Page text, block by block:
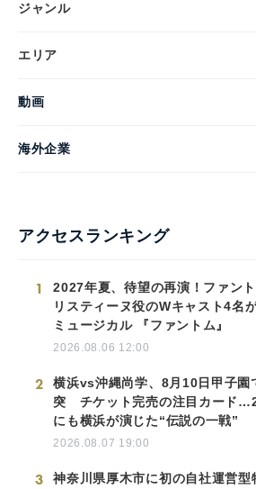
ジャンル
エリア
動画
海外企業
アクセスランキング
1
2027年夏、待望の再演！ファン
リスティーヌ役のWキャスト4名
ミュージカル 『ファントム』
2026.08.06 12:00
2
横浜vs沖縄尚学、8月10日甲子園
突 チケット完売の注目カード
にも横浜が演じた“伝説の一戦”
2026.08.07 19:00
3
神奈川県厚木市に初の自社運営型